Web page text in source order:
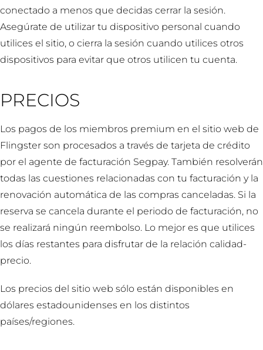
conectado a menos que decidas cerrar la sesión.
Asegúrate de utilizar tu dispositivo personal cuando
utilices el sitio, o cierra la sesión cuando utilices otros
dispositivos para evitar que otros utilicen tu cuenta.
PRECIOS
Los pagos de los miembros premium en el sitio web de
Flingster son procesados a través de tarjeta de crédito
por el agente de facturación Segpay. También resolverán
todas las cuestiones relacionadas con tu facturación y la
renovación automática de las compras canceladas. Si la
reserva se cancela durante el periodo de facturación, no
se realizará ningún reembolso. Lo mejor es que utilices
los días restantes para disfrutar de la relación calidad-
precio.
Los precios del sitio web sólo están disponibles en
dólares estadounidenses en los distintos
países/regiones.